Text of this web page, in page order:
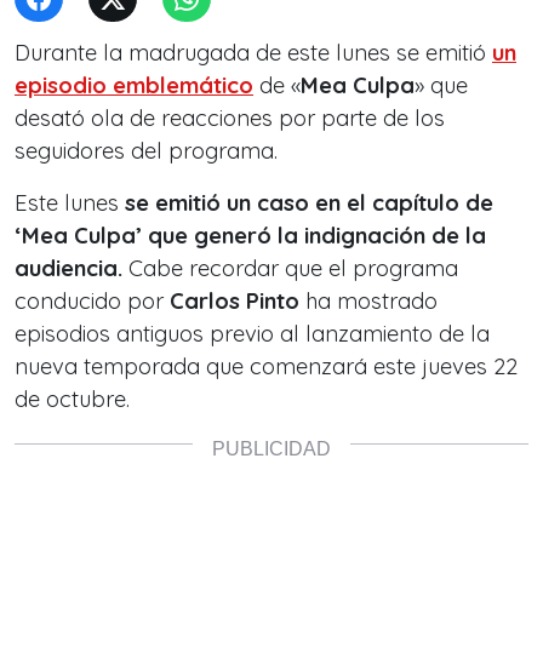
Durante la madrugada de este lunes se emitió un
episodio emblemático de «Mea Culpa» que
desató ola de reacciones por parte de los
seguidores del programa.
Este lunes se emitió un caso en el capítulo de
‘Mea Culpa’ que generó la indignación de la
audiencia. Cabe recordar que el programa
conducido por Carlos Pinto ha mostrado
episodios antiguos previo al lanzamiento de la
nueva temporada que comenzará este jueves 22
de octubre.